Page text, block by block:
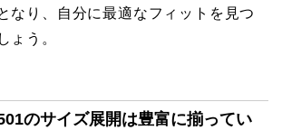
なり、自分に最適なフィットを見つ
ょう。
のサイズ展開は豊富に揃ってい